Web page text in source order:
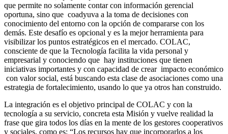
que permite no solamente contar con información gerencial
oportuna, sino que coadyuva a la toma de decisiones con
conocimiento del entorno con la opción de compararse con los
demás. Este desafío es opcional y es la mejor herramienta para
visibilizar los puntos estratégicos en el mercado. COLAC,
consciente de que la Tecnología facilita la vida personal y
empresarial y conociendo que hay instituciones que tienen
iniciativas importantes y con capacidad de crear impacto económico
con valor social, está buscando esta clase de asociaciones como una
estrategia de fortalecimiento, usando lo que ya otros han construido.
La integración es el objetivo principal de COLAC y con la
tecnología a su servicio, concreta esta Misión y vuelve realidad la
frase que gira todos los días en la mente de los gestores cooperativos
y sociales, como es: “Los recursos hay que incorporarlos a los